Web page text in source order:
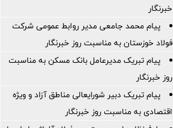
خبرنگار
پیام محمد جامعی مدیر روابط عمومی شرکت
فولاد خوزستان به مناسبت روز خبرنگار
پیام تبریک مدیرعامل بانک مسکن به مناسبت
روز خبرنگار
پیام تبریک دبیر شورایعالی مناطق آزاد و ویژه
اقتصادی به مناسبت روز خبرنگار